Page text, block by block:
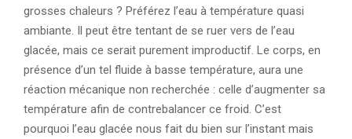
grosses chaleurs ? Préférez l’eau à température quasi
ambiante. Il peut être tentant de se ruer vers de l’eau
glacée, mais ce serait purement improductif. Le corps, en
présence d’un tel fluide à basse température, aura une
réaction mécanique non recherchée : celle d’augmenter sa
température afin de contrebalancer ce froid. C’est
pourquoi l’eau glacée nous fait du bien sur l’instant mais